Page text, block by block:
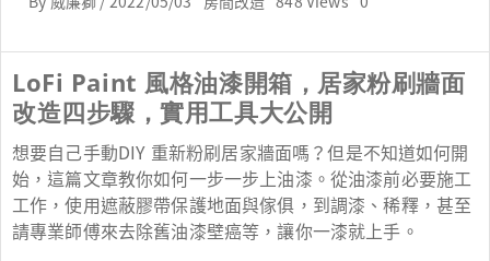
LoFi Paint 風格油漆開箱，居家粉刷牆面
改造四步驟，實用工具大公開
想要自己手動DIY 重新粉刷居家牆面嗎？但是不知道如何開
始，這篇文章教你如何一步一步上油漆。從油漆前必要施工
工作，使用遮蔽膠帶保護地面與傢俱，到調漆、稀釋，甚至
請專業師傅來去除舊油漆壁癌等，讓你一漆就上手。